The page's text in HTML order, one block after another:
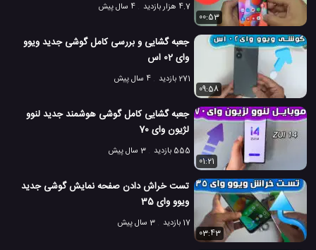
4.7 هزار بازدید
4 سال پیش
00:53
جعبه گشایی و بررسی کامل گوشی جدید ویوو
وای 02 اس
271 بازدید
4 سال پیش
09:58
جعبه گشایی کامل گوشی هوشمند جدید لنوو
لژیون وای 70
555 بازدید
3 سال پیش
01:21
تست خراش دادن صفحه نمایش گوشی جدید
ویوو وای 35
17 بازدید
3 سال پیش
03:43